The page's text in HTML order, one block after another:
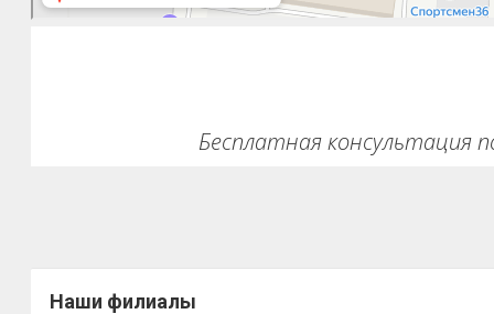
Бесплатная консультация
Наши филиалы